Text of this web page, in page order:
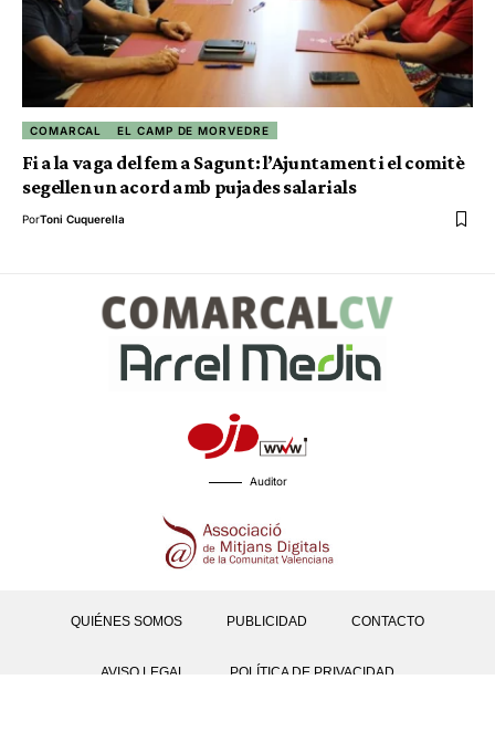
COMARCAL EL CAMP DE MORVEDRE
Fi a la vaga del fem a Sagunt: l’Ajuntament i el comitè
segellen un acord amb pujades salarials
PorToni Cuquerella
Auditor
QUIÉNES SOMOS PUBLICIDAD CONTACTO
AVISO LEGAL POLÍTICA DE PRIVACIDAD